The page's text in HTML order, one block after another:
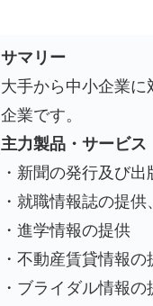
サマリー
大手から中小企業
企業です。
主力製品・サービス
・新聞の発行及び出
・就職情報誌の提
・進学情報の提供
・不動産賃貸情報の
・ブライダル情報の